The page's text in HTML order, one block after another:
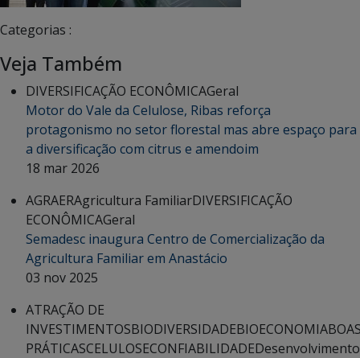
Categorias :
Veja Também
DIVERSIFICAÇÃO ECONÔMICAGeral
Motor do Vale da Celulose, Ribas reforça
protagonismo no setor florestal mas abre espaço para
a diversificação com citrus e amendoim
18 mar 2026
AGRAERAgricultura FamiliarDIVERSIFICAÇÃO
ECONÔMICAGeral
Semadesc inaugura Centro de Comercialização da
Agricultura Familiar em Anastácio
03 nov 2025
ATRAÇÃO DE
INVESTIMENTOSBIODIVERSIDADEBIOECONOMIA
PRÁTICASCELULOSECONFIABILIDADEDesenvolvimento